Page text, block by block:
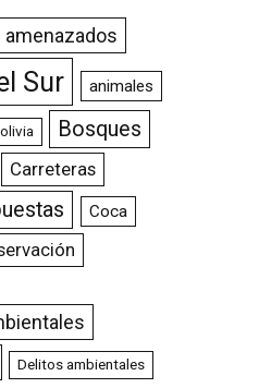
Sur animales
Bosques
Carreteras
Coca
Delitos ambientales